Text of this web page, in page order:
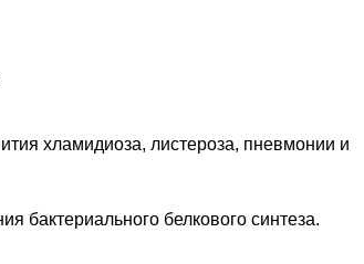
хламидиоза, листероза, пневмонии и
бактериального белкового синтеза.